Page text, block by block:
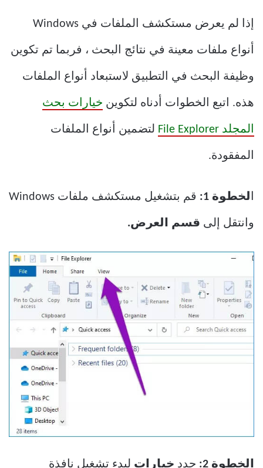
إذا لم يعرض مستكشف الملفات في Windows
أنواع ملفات معينة في نتائج البحث ، فربما تم تكوين
وظيفة البحث في التطبيق لاستبعاد أنواع الملفات
هذه. اتبع الخطوات أدناه لتكوين خيارات بحث
المجلد File Explorer لتضمين أنواع الملفات
المفقودة.
لخطوة 1: قم بتشغيل مستكشف ملفات Windows
وانتقل إلى قسم العرض.
الخطوة 2: حدد خيارات لبدء تشغيل نافذة